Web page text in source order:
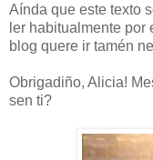
Aínda que este texto
ler habitualmente por
blog quere ir tamén
Obrigadiño, Alicia!
sen ti?